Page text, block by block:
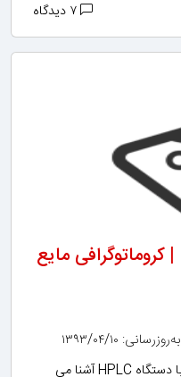
کلیپ آموزشی کار با HPLC | کروماتوگرافی مایع
به‌روزرسانی: ۱۳۹۳/۰۴/۱۰
در این کلیپ شما با چگونگی نحوه کار با دستگاه HPLC آشنا می